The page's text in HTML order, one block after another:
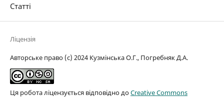
Статті
Ліцензія
Авторське право (c) 2024 Кузмінська О.Г., Погребняк Д.А.
Ця робота ліцензується відповідно доCreative Commons